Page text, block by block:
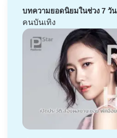
บทความยอดนิยมในช่วง 7 วัน
คนบันเทิง